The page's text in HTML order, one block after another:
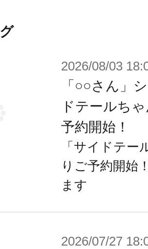
ディタイプ】
部分が2種類セットに
の頭部は付属しません
ェアはショート丈のキ
ている造形となってお
いでいるイメージで遊
程度のモデル用に制作
2026/08/03
「○○さん」
ドテールち
予約開始！
「サイドテー
りご予約開始
ます
2026/07/27